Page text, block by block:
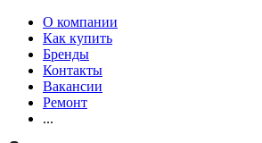
О компании
Как купить
Бренды
Контакты
Вакансии
Ремонт
...